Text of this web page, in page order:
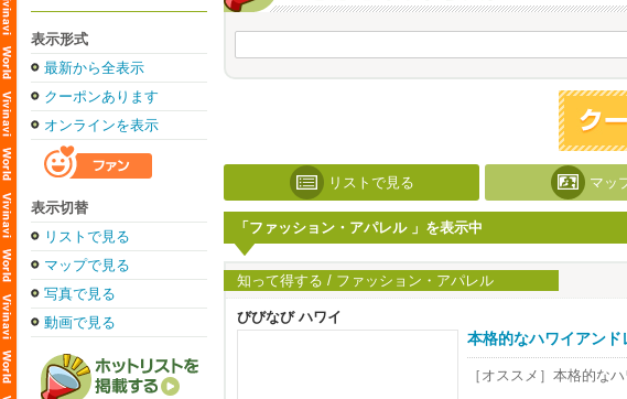
表示形式
最新から全表示
クーポンあります
オンラインを表示
表示切替
リストで見る
マップで見る
写真で見る
動画で見る
リストで見る マッ
「ファッション・アパレル 」を表示中
知って得する / ファッション・アパレル
びびなび ハワイ
本格的なハワイアン
［オススメ］本格的な